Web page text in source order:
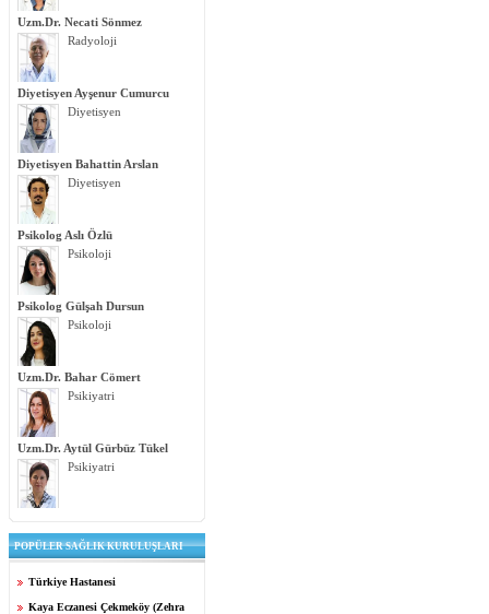
Uzm.Dr. Necati Sönmez
Radyoloji
Diyetisyen Ayşenur Cumurcu
Diyetisyen
Diyetisyen Bahattin Arslan
Diyetisyen
Psikolog Aslı Özlü
Psikoloji
Psikolog Gülşah Dursun
Psikoloji
Uzm.Dr. Bahar Cömert
Psikiyatri
Uzm.Dr. Aytül Gürbüz Tükel
Psikiyatri
POPÜLER SAĞLIK KURULUŞLARI
Türkiye Hastanesi
Kaya Eczanesi Çekmeköy (Zehra